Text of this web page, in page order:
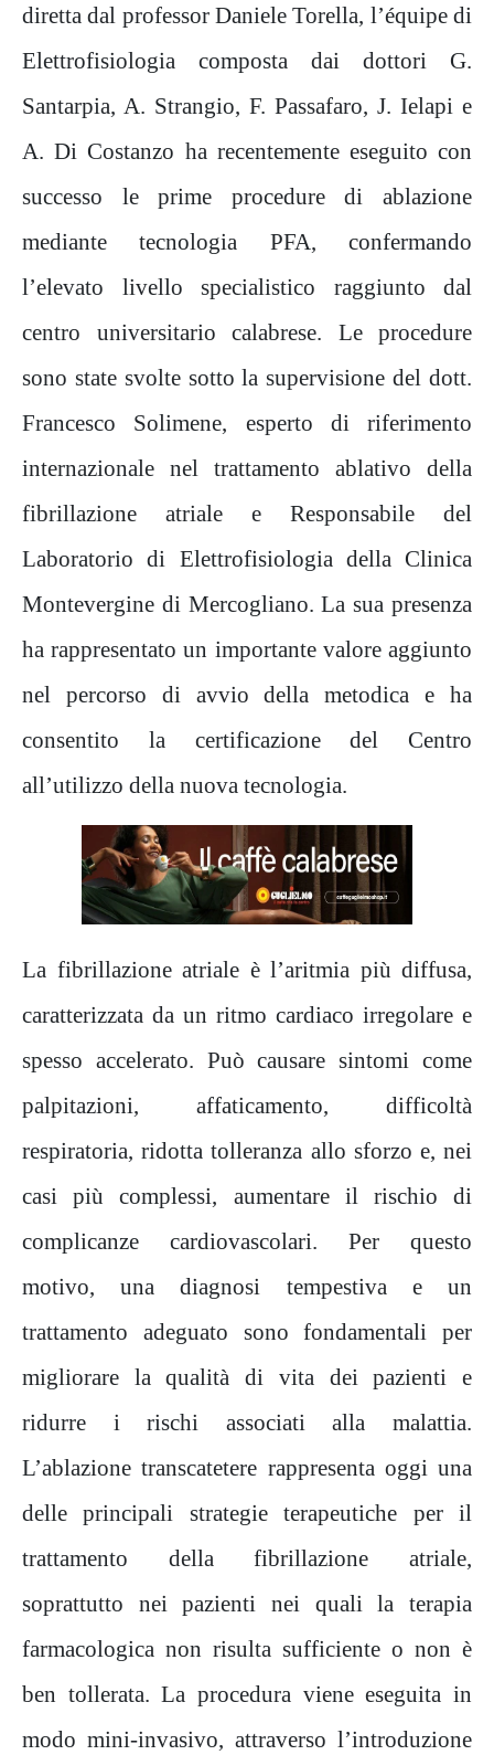
diretta dal professor Daniele Torella, l’équipe di
Elettrofisiologia composta dai dottori G.
Santarpia, A. Strangio, F. Passafaro, J. Ielapi e
A. Di Costanzo ha recentemente eseguito con
successo le prime procedure di ablazione
mediante tecnologia PFA, confermando
l’elevato livello specialistico raggiunto dal
centro universitario calabrese. Le procedure
sono state svolte sotto la supervisione del dott.
Francesco Solimene, esperto di riferimento
internazionale nel trattamento ablativo della
fibrillazione atriale e Responsabile del
Laboratorio di Elettrofisiologia della Clinica
Montevergine di Mercogliano. La sua presenza
ha rappresentato un importante valore aggiunto
nel percorso di avvio della metodica e ha
consentito la certificazione del Centro
all’utilizzo della nuova tecnologia.
La fibrillazione atriale è l’aritmia più diffusa,
caratterizzata da un ritmo cardiaco irregolare e
spesso accelerato. Può causare sintomi come
palpitazioni, affaticamento, difficoltà
respiratoria, ridotta tolleranza allo sforzo e, nei
casi più complessi, aumentare il rischio di
complicanze cardiovascolari. Per questo
motivo, una diagnosi tempestiva e un
trattamento adeguato sono fondamentali per
migliorare la qualità di vita dei pazienti e
ridurre i rischi associati alla malattia.
L’ablazione transcatetere rappresenta oggi una
delle principali strategie terapeutiche per il
trattamento della fibrillazione atriale,
soprattutto nei pazienti nei quali la terapia
farmacologica non risulta sufficiente o non è
ben tollerata. La procedura viene eseguita in
modo mini-invasivo, attraverso l’introduzione